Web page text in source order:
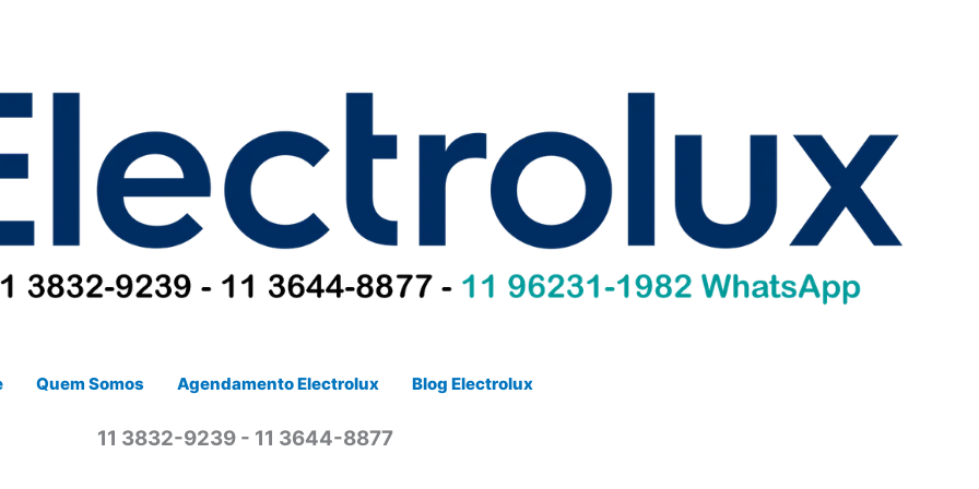
Quem Somos Agendamento Electrolux Blog Electrolux
11 3832-9239 - 11 3644-8877